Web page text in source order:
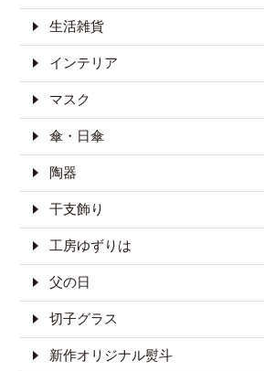
生活雑貨
インテリア
マスク
傘・日傘
陶器
干支飾り
工房ゆずりは
父の日
切子グラス
新作オリジナル熨斗